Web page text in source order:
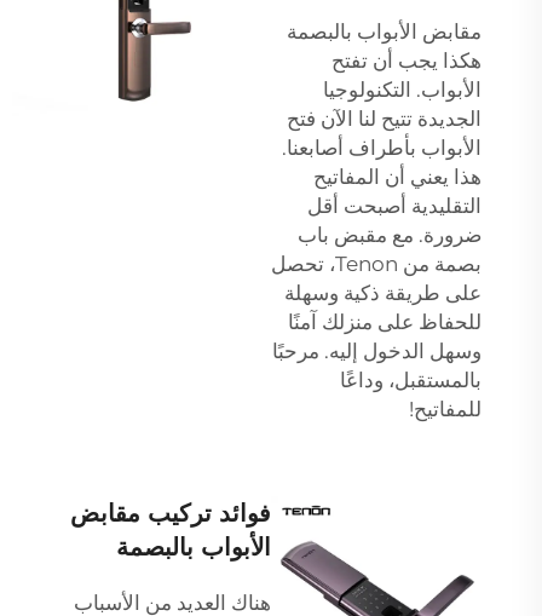
مقابض الأبواب بالبصمة
هكذا يجب أن تفتح
الأبواب. التكنولوجيا
الجديدة تتيح لنا الآن فتح
الأبواب بأطراف أصابعنا.
هذا يعني أن المفاتيح
التقليدية أصبحت أقل
ضرورة. مع مقبض باب
بصمة من Tenon، تحصل
على طريقة ذكية وسهلة
للحفاظ على منزلك آمنًا
وسهل الدخول إليه. مرحبًا
بالمستقبل، وداعًا
للمفاتيح!
فوائد تركيب مقابض
الأبواب بالبصمة
هناك العديد من الأسباب